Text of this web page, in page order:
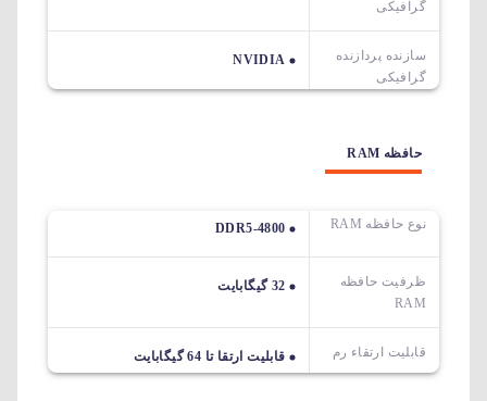
گرافیکی
سازنده پردازنده
گرافیکی
NVIDIA
حافظه RAM
نوع حافظه RAM DDR5-4800
ظرفیت حافظه
RAM
32 گیگابایت
قابلیت ارتقاء رم قابلیت ارتقا تا 64 گیگابایت